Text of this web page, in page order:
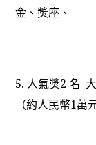
金、獎座、
5. 人氣獎2 名
（約人民幣1萬元